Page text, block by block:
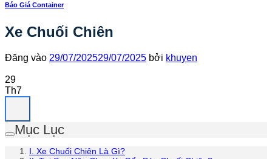
Báo Giá Container
Xe Chuối Chiên
Đăng vào 29/07/202529/07/2025 bởi khuyen
29
Th7
Mục Lục
I. Xe Chuối Chiên Là Gì?